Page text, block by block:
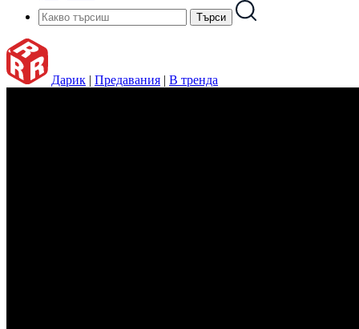
Дарик | Предавания | В тренда